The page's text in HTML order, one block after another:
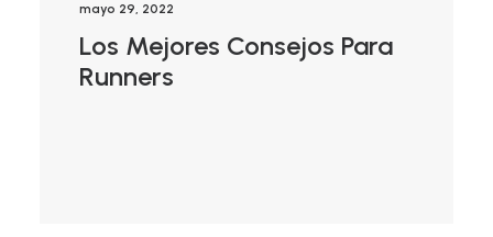
mayo 29, 2022
Los Mejores Consejos Para
Runners